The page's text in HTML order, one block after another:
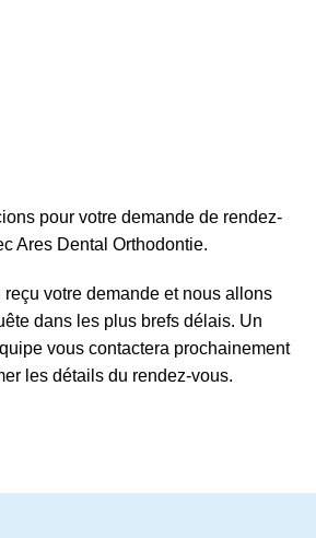
pour votre demande de rendez-
Ares Dental Orthodontie.
reçu votre demande et nous allons
dans les plus brefs délais. Un
vous contactera prochainement
les détails du rendez-vous.